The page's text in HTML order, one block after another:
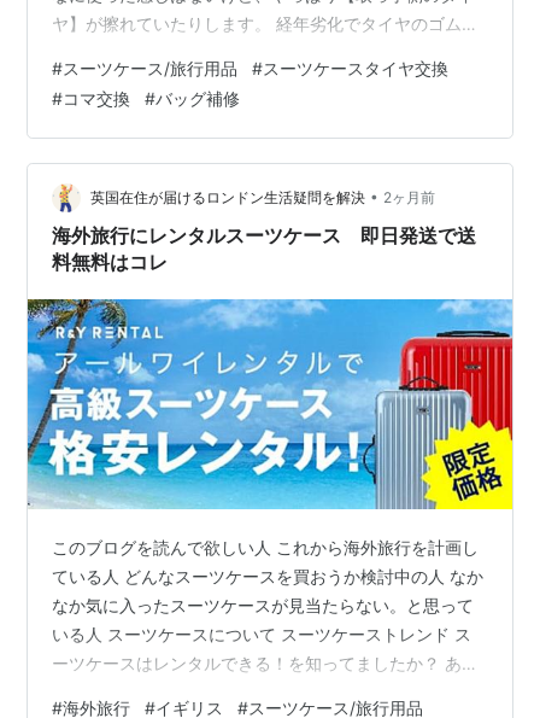
ヤ】が擦れていたりします。 経年劣化でタイヤのゴムが
はないし、コマがダメなだけで捨てるのはもったいなす
ぎます。 ということで。 Amazonで約1200円でキャリー
ケース交換用タイヤが売っていたので購入。 コマを止め
ている「ネジを切るノコギリ」が付属されていない商品
にしました。 他の商品のレビューをみていても、付属の
ノコギリを使って…
#スーツケース/旅行用品 #スーツケースタイヤ交換
#コマ交換 #バッグ補修
英国在住が届けるロンドン生活疑問を解決 • 2ヶ月前
海外旅行にレンタルスーツケース 即日発送で送
料無料はコレ
このブログを読んで欲しい人 これから海外旅行を計画し
ている人 どんなスーツケースを買おうか検討中の人 なか
なか気に入ったスーツケースが見当たらない。と思って
いる人 スーツケースについて スーツケーストレンド ス
ーツケースはレンタルできる！を知ってましたか？ あな
#海外旅行 #イギリス #スーツケース/旅行用品